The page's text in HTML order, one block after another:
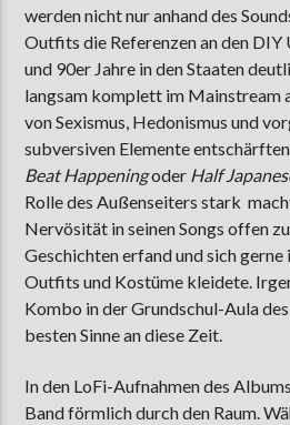
werden nicht nur anhand des
Outfits die Referenzen an den
und 90er Jahre in den Staaten
langsam komplett im Mainstream
von Sexismus, Hedonismus und
subversiven Elemente
Beat Happeningoder Half
Rolle des Außenseiters stark
Nervösität in seinen Songs offen
Geschichten erfand und sich gerne
Outfits und Kostüme kleidete.
Kombo in der Grundschul-Aula
besten Sinne an diese Zeit.
In den LoFi-Aufnahmen des
Band förmlich durch den Raum.